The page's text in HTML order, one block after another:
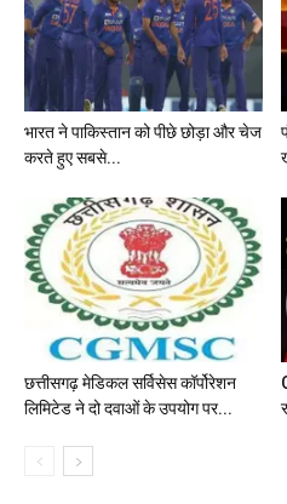
भारत ने पाकिस्तान को पीछे छोड़ा और चेज
करते हुए सबसे...
छत्तीसगढ़ मेडिकल सर्विसेस कॉर्पोरेशन
लिमिटेड ने दो दवाओं के उपयोग पर...